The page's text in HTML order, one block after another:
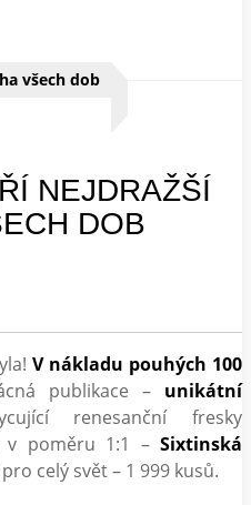
všech dob
NEJDRAŽŠÍ
DOB
V nákladu pouhých 100
publikace – unikátní
renesanční fresky
v poměru 1:1 – Sixtinská
celý svět – 1 999 kusů.